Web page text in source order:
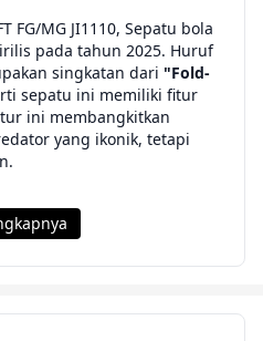
FG/MG JI1110, Sepatu bola
pada tahun 2025. Huruf
singkatan dari "Fold-
sepatu ini memiliki fitur
ini membangkitkan
yang ikonik, tetapi